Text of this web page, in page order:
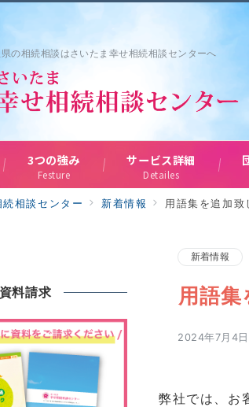
の相続相談はさいたま幸せ相続相談センターへ
3つの強み
Festure
サービス詳細
Detailes
相談センター 新着情報 用語集を追加致
新着情報
用語集
2024年7月4日
弊社では、お
資料請求